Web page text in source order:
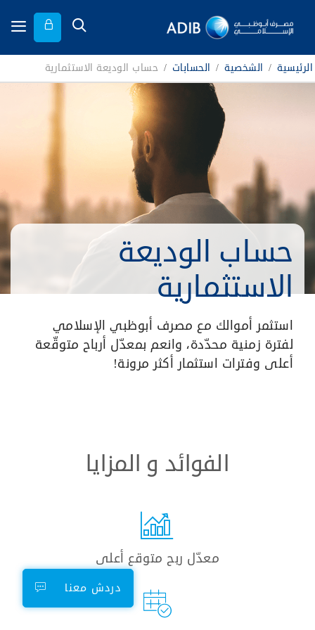
الرئيسية / الشخصية / الحسابات / حساب الوديعة الاستثمارية
حساب الوديعة
الاستثمارية
استثمر أموالك مع مصرف أبوظبي الإسلامي
لفترة زمنية محدّدة، وانعم بمعدّل أرباح متوقّعة
أعلى وفترات استثمار أكثر مرونة!
الفوائد و المزايا
معدّل ربح متوقع أعلى
دردش معنا